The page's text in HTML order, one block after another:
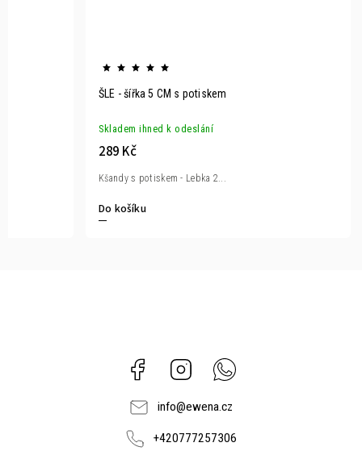
ŠLE - šířka 5 CM s potiskem
Skladem ihned k odeslání
289 Kč
Do košíku
Kšandy s potiskem - Lebka 2...
Facebook Instagram
info@ewena.cz
+420777257306